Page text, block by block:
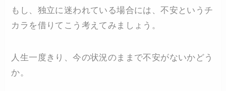
もし、独立に迷われている場合には、不安というチ
カラを借りてこう考えてみましょう。
人生一度きり、今の状況のままで不安がないかどう
か。